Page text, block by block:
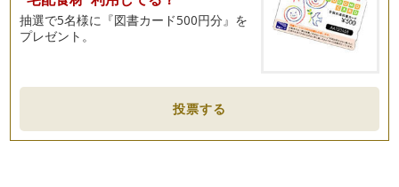
抽選で5名様に『図書カード500円分』を
プレゼント。
投票する